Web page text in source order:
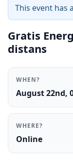
This event has
Gratis
distans
WHEN?
August 22nd,
WHERE?
Online